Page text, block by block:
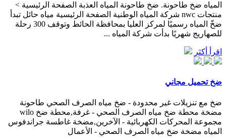
المياه ضخ طاحونة. ضخ طاحونة المياه العذبة الصفحة الرئيسية >
منتجات nwc شركة المياه الوطنية الصفحة الرئيسية مياه حائل تبدأ
ضخّ المياه رسميًا لمركز العليا بمحافظة الحائط وتوقف 300 رحلة
للصهاريج شهريًا بدأت شركة المياه ...
اقرأ أكثر
ضخ تحميل مجاني
ضخ مع تنزيلات غير محدودة - ضخ مياه الصرف الصحي طاحونة
مضخة محطة ضخ مياه الصرف الصحي - غرفة,محطة ضخ wilo
مجموعة المحركات الكهربائية - الآخرين,مضخة غاطسة جراندفوس
المياه مضخة ضخ مياه الصرف الصحي - الأعمال